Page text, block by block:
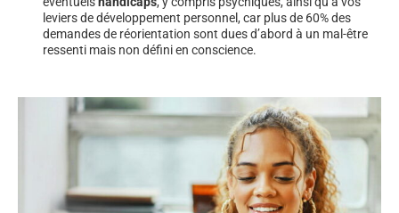
leviers de développement personnel, car plus de 60% des
demandes de réorientation sont dues d’abord à un mal-être
ressenti mais non défini en conscience.